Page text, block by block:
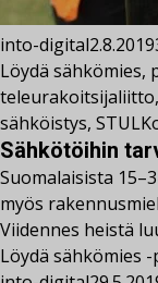
into-digital2.8.2019
Löydä sähkömies,
teleurakoitsijaliitto,
sähköistys, STUL
Sähkötöihin
Suomalaisista
myös
Viidennes heistä
Löydä sähkömies